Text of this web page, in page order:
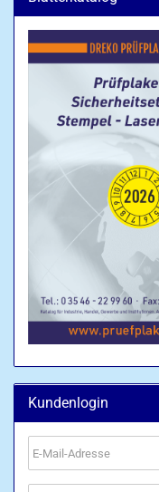
Kundenlogin
E-
Mail-
Adresse